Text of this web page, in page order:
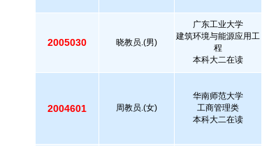
2005030 晓教员.(男)
广东工业大学
建筑环境与能源应用工
程
本科大二在读
2004601 周教员.(女)
华南师范大学
工商管理类
本科大二在读